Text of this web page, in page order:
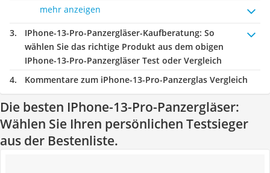
mehr anzeigen
IPhone-13-Pro-Panzergläser-Kaufberatung: So
wählen Sie das richtige Produkt aus dem obigen
IPhone-13-Pro-Panzergläser Test oder Vergleich
Kommentare zum iPhone-13-Pro-Panzerglas Vergleich
Die besten IPhone-13-Pro-Panzergläser:
Wählen Sie Ihren persönlichen Testsieger
aus der Bestenliste.